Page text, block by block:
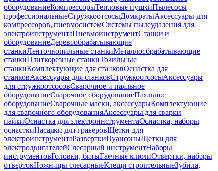
оборудованиеКомпрессорыТепловые пушкиПылесосы
профессиональныеСтружкоотсосыДомкратыАксессуары для
компрессоров, пневмосистемСистемы пылеудаления для
электроинструментаПневмоинструментСтанки и
оборудованиеДеревообрабатывающие
станкиЛенточнопильные станкиМеталлообрабатывающие
станкиПлиткорезные станкиТочильные
станкиКомплектующие для станковОснастка для
станковАксессуары для станковСтружкоотсосыАксессуары
для стружкоотсосовСварочное и паяльное
оборудованиеСварочное оборудованиеПаяльное
оборудованиеСварочные маски, аксессуарыКомплектующие
для сварочного оборудованияАксессуары для сварки,
пайкиОснастка для электроинструментаОснастка, наборы
оснасткиНасадки для граверовЩетки для
электроинструментаРазверткиПуансоныЩетки для
электродвигателейСлесарный инструментНаборы
инструментовГоловки, битыГаечные ключиОтвертки, наборы
отвертокНожницы слесарныеКлещи строительныеЗубила,